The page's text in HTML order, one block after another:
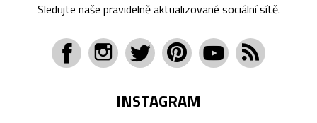
Sledujte naše pravidelně aktualizované sociální sítě.
INSTAGRAM